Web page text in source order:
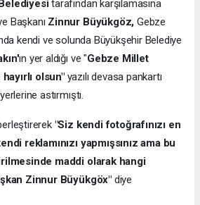
tarafından karşılamasına
Başkanı Zinnur Büyükgöz, Gebze
kendi ve solunda Büyükşehir Belediye
ın yer aldığı ve "Gebze Millet
olsun"yazılı devasa pankartı
astırmıştı.
"Siz kendi fotoğrafınızı en
reklamınızı yapmışsınız ama bu
maddi olarak hangi
Zinnur Büyükgöx" diye